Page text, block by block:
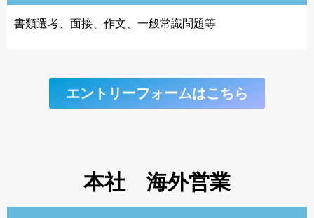
書類選考、面接、作文、一般常識問題等
エントリーフォームはこちら
本社 海外営業